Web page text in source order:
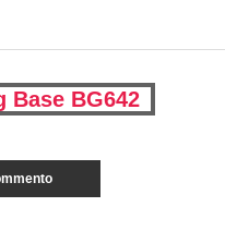
Base BG642